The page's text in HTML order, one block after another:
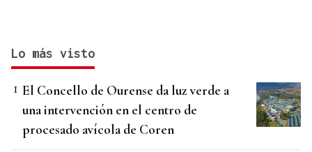
Lo más visto
El Concello de Ourense da luz verde a
una intervención en el centro de
procesado avícola de Coren